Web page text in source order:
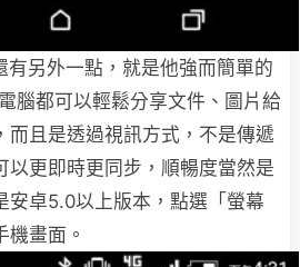
有另外一點，就是他強而簡單的
腦都可以輕鬆分享文件、圖片給
而且是透過視訊方式，不是傳遞
以更即時更同步，順暢度當然是
安卓5.0以上版本，點選「螢幕
機畫面。